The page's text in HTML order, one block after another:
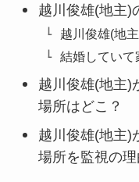
越川俊雄(地主)
越川俊雄(地
結婚していて
越川俊雄(地主)
場所はどこ？
越川俊雄(地主)
場所を監視の理